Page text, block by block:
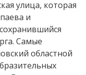
улица, которая
и
Самые
областной